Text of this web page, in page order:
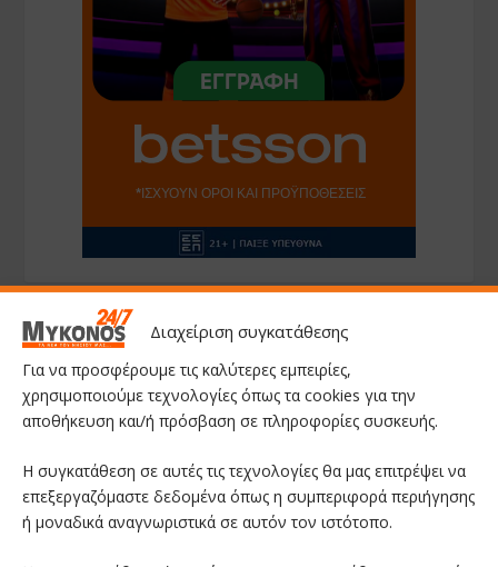
Διαχείριση συγκατάθεσης
Για να προσφέρουμε τις καλύτερες εμπειρίες,
χρησιμοποιούμε τεχνολογίες όπως τα cookies για την
αποθήκευση και/ή πρόσβαση σε πληροφορίες συσκευής.
Η συγκατάθεση σε αυτές τις τεχνολογίες θα μας επιτρέψει να
επεξεργαζόμαστε δεδομένα όπως η συμπεριφορά περιήγησης
ή μοναδικά αναγνωριστικά σε αυτόν τον ιστότοπο.
ΑΚΟΛΟΥΘΗΣΤΕ ΜΑΣ
Facebook
Youtube